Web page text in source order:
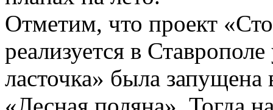
Отметим, что проект
реализуется в
ласточка» была